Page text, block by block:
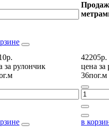
за рулончик
42205р.
цена за
36пог.м
в